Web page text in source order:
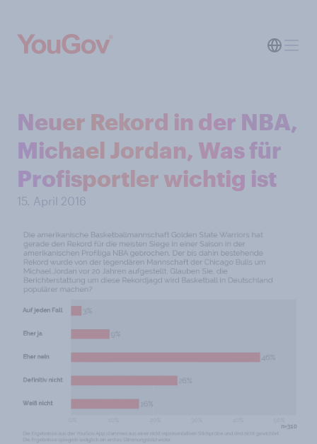
Neuer Rekord in der NBA,
Michael Jordan, Was für
Profisportler wichtig ist
15. April 2016